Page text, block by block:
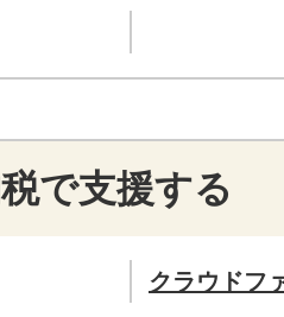
で支援する
クラウドフ